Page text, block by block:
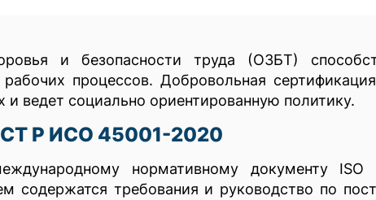
и безопасности труда (ОЗБТ)
процессов. Добровольная
и ведет социально ориентированную политику.
Р ИСО 45001-2020
нормативному документу
содержатся требования и руководство по